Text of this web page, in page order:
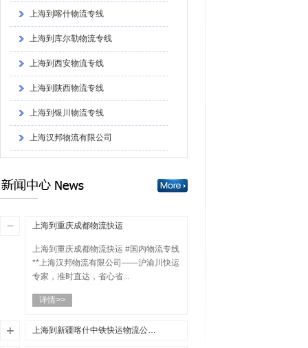
上海到库尔勒物流专线
上海到西安物流专线
上海到陕西物流专线
上海到银川物流专线
上海汉邦物流有限公司
上海到新疆物流专线
上海到喀什物流专线
上海到重庆成都物流快运
上海到重庆成都物流快运 #国内物流专线
**上海汉邦物流有限公司——沪渝川快运
专家，准时直达，省心省...
详情>>
上海到新疆喀什中铁快运物流公司（央行将推出1000亿元再贷款支持交通运输、物流仓储业融资）